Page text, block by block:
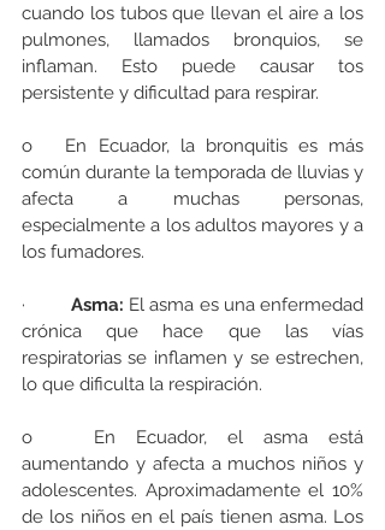
cuando los tubos que llevan el aire a los
pulmones, llamados bronquios, se
inflaman. Esto puede causar tos
persistente y dificultad para respirar.
o   En Ecuador, la bronquitis es más
común durante la temporada de lluvias y
afecta a muchas personas,
especialmente a los adultos mayores y a
los fumadores.
· Asma: El asma es una enfermedad
crónica que hace que las vías
respiratorias se inflamen y se estrechen,
lo que dificulta la respiración.
o   En Ecuador, el asma está
aumentando y afecta a muchos niños y
adolescentes. Aproximadamente el 10%
de los niños en el país tienen asma. Los